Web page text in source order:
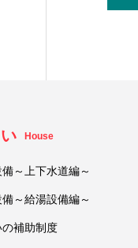
House
～上下水道編～
～給湯設備編～
補助制度